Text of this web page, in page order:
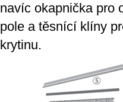
navíc okapnička pro
pole a těsnící klíny
krytinu.